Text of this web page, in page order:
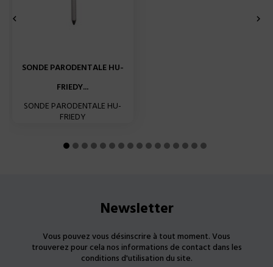
SONDE PARODENTALE HU-
FRIEDY...
SONDE PARODENTALE HU-
FRIEDY
 
Newsletter
Vous pouvez vous désinscrire à tout moment. Vous
trouverez pour cela nos informations de contact dans les
conditions d'utilisation du site.